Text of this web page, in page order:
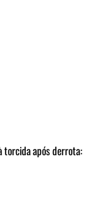
torcida após derrota: